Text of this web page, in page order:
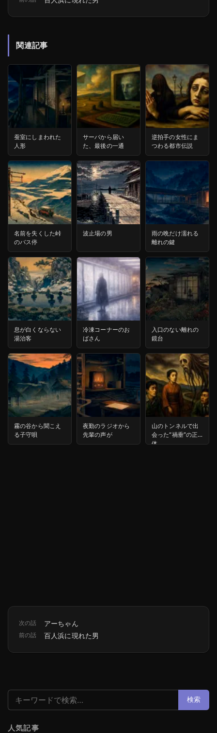
関連記事
蚕室にしまわれた
人形
サーバから届い
た、最後の一通
逆拍手の女性にま
つわる都市伝説
名前を失くした峠
のバス停
波止場の男
雨の晩だけ濡れる
離れの鍵
息が白くならない
湯治客
冷凍コーナーのお
ばさん
入口のない離れの
鏡台
霧の谷から聞こえ
る子守唄
夜勤のラジオから
先輩の声が
山のトンネルで出
会った“禍垂”の正
体
次の話 アーちゃん
前の話 百人浜に現れた男
検索: 検索
人気記事